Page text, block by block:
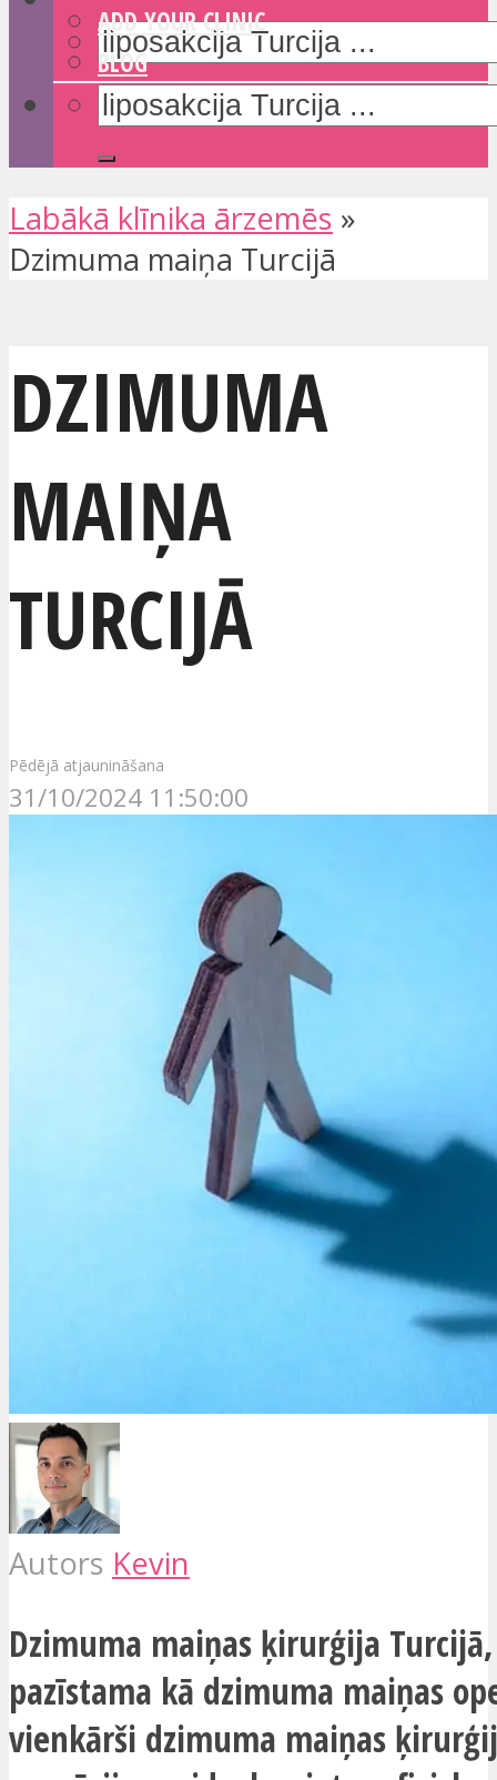
ADD YOUR CLINIC
BLOG
Labākā klīnika ārzemēs »
Dzimuma maiņa Turcijā
DZIMUMA
MAIŅA
TURCIJĀ
Pēdējā atjaunināšana
31/10/2024 11:50:00
Autors Kevin
Dzimuma maiņas ķirurģija
pazīstama kā dzimuma maiņas
vienkārši dzimuma maiņas